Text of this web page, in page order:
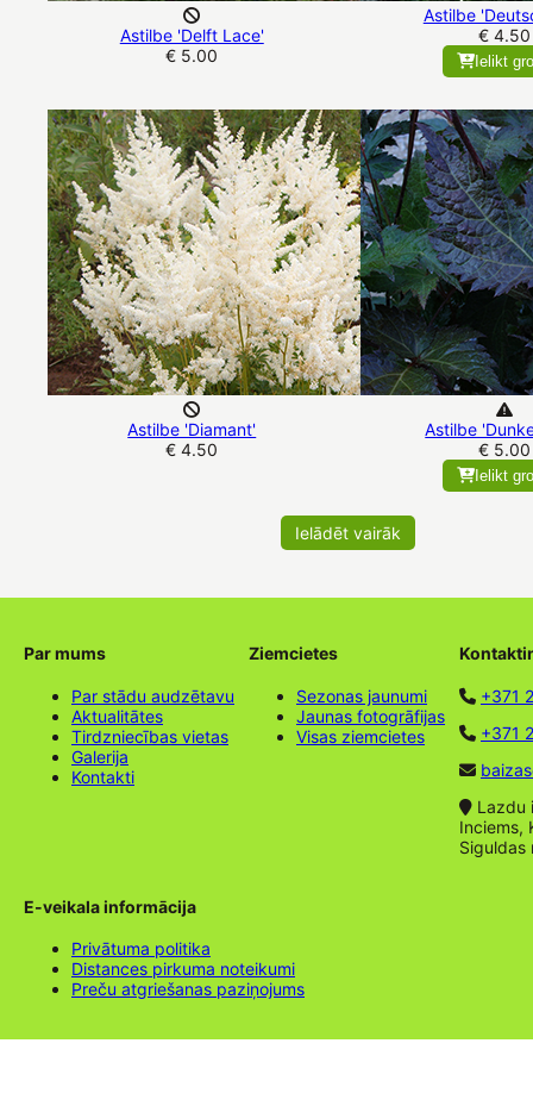
Astilbe 'Delft Lace'
€ 5.00
Astilbe
€ 4.50
Ielikt
Astilbe 'Diamant'
€ 4.50
Astilbe
€ 5.00
Ielikt
Ielādēt vairāk
Par mums
Par stādu audzētavu
Aktualitātes
Tirdzniecības vietas
Galerija
Kontakti
Ziemcietes
Sezonas jaunumi
Jaunas fotogrāfijas
Visas ziemcietes
+371
+371
Lazdu
Inciems,
Siguldas
E-veikala informācija
Privātuma politika
Distances pirkuma noteikumi
Preču atgriešanas paziņojums